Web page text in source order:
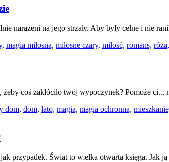
narażeni na jego strzały. Aby były celne i nie
magia miłosna, miłosne czary, miłość, romans, róża,
coś zakłóciło twój wypoczynek? Pomoże ci...
dom, dom, lato, magia, magia ochronna,
przypadek. Świat to wielka otwarta księga. Jak